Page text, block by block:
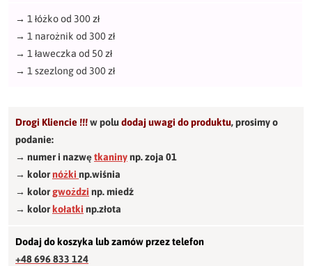
→ 1 łóżko od 300 zł
→ 1 narożnik od 300 zł
→ 1 ławeczka od 50 zł
→ 1 szezlong od 300 zł
Drogi Kliencie !!!w poludodaj uwagi do produktu,prosimy o
podanie:
→ numer i nazwętkaninynp. zoja 01
→ kolornóżki np.wiśnia
→ kolorgwożdzi np. miedź
→ kolorkołatki np.złota
Dodaj do koszyka lub zamów przez telefon
+48 696 833 124